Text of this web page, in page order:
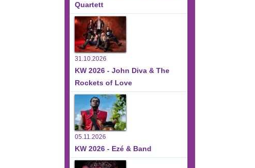
Quartett
31.10.2026
KW 2026 - John Diva & The
Rockets of Love
05.11.2026
KW 2026 - Ezé & Band